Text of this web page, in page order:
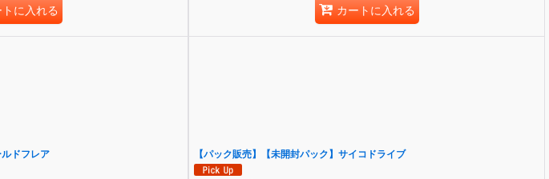
に入れる カートに入れる
ドフレア 【パック販売】【未開封パック】サイコドライブ